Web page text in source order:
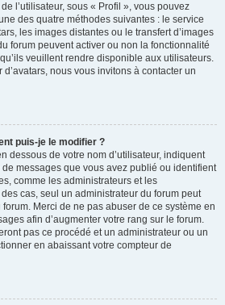
l’utilisateur, sous « Profil », vous pouvez
des quatre méthodes suivantes : le service
les images distantes ou le transfert d’images
forum peuvent activer ou non la fonctionnalité
veuillent rendre disponible aux utilisateurs.
nous vous invitons à contacter un
puis-je le modifier ?
dessous de votre nom d’utilisateur, indiquent
messages que vous avez publié ou identifient
comme les administrateurs et les
cas, seul un administrateur du forum peut
Merci de ne pas abuser de ce système en
afin d’augmenter votre rang sur le forum.
pas ce procédé et un administrateur ou un
en abaissant votre compteur de